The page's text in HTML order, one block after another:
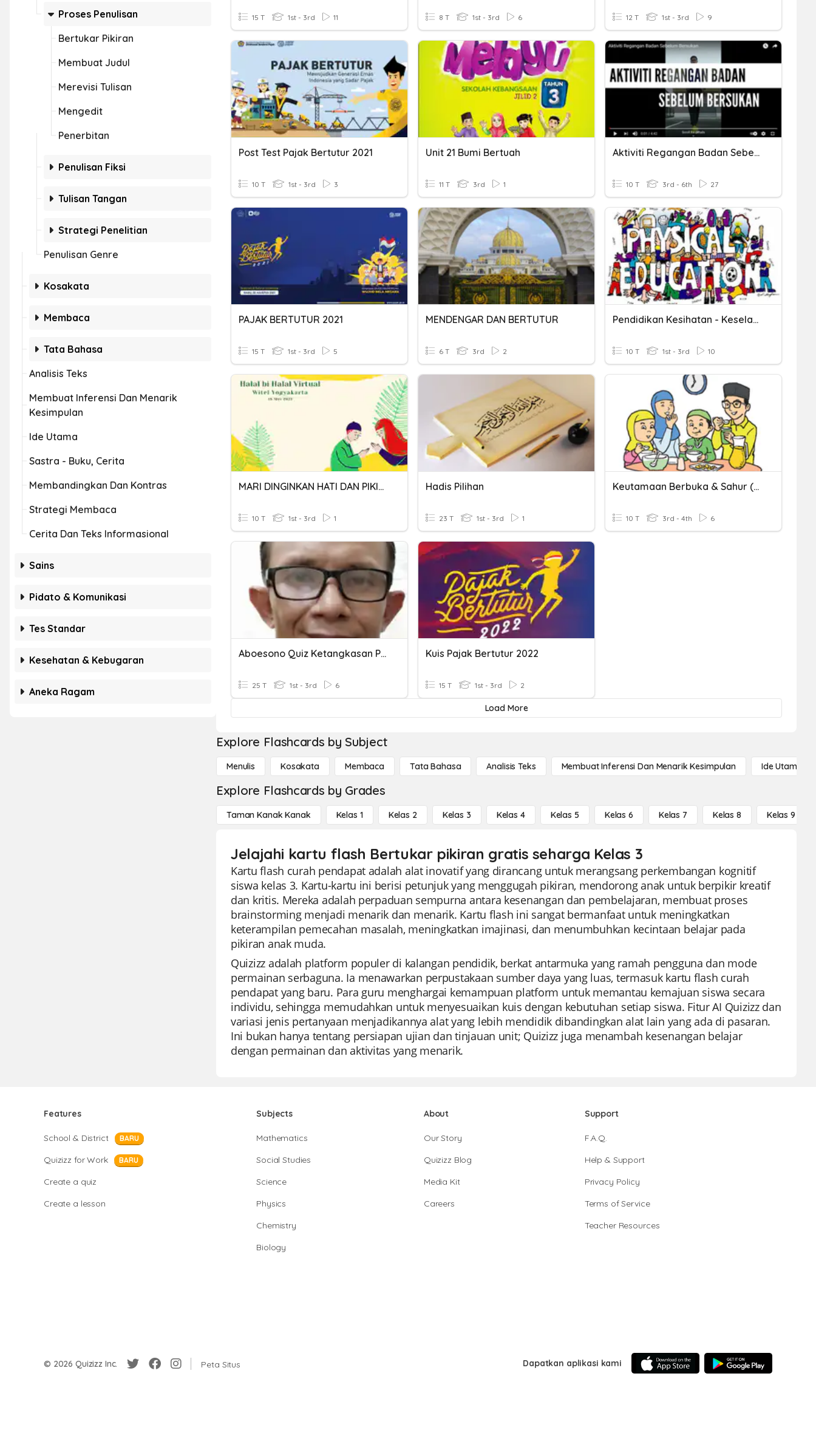
Proses Penulisan
Bertukar Pikiran
Membuat Judul
Merevisi Tulisan
Mengedit
Penerbitan
Penulisan Fiksi
Tulisan Tangan
Strategi Penelitian
Penulisan Genre
Kosakata
Membaca
Tata Bahasa
Analisis Teks
Membuat Inferensi Dan Menarik
Kesimpulan
Ide Utama
Sastra - Buku, Cerita
Membandingkan Dan Kontras
Strategi Membaca
Cerita Dan Teks Informasional
Sains
Pidato & Komunikasi
Tes Standar
Kesehatan & Kebugaran
Aneka Ragam
15 T 1st - 3rd 11 8 T 1st - 3rd 6 12 T 1st - 3rd 9
Post Test Pajak Bertutur 2021
10 T 1st - 3rd 3
Unit 21 Bumi Bertuah
11 T 3rd 1
Aktiviti Regangan Badan Sebelum Bersukan
10 T 3rd - 6th 27
PAJAK BERTUTUR 2021
15 T 1st - 3rd 5
MENDENGAR DAN BERTUTUR
6 T 3rd 2
Pendidikan Kesihatan - Keselamatan Ketika Bersukan
10 T 1st - 3rd 10
MARI DINGINKAN HATI DAN PIKIRAN BERSAMA
10 T 1st - 3rd 1
Hadis Pilihan
23 T 1st - 3rd 1
Keutamaan Berbuka & Sahur (Level III)
10 T 3rd - 4th 6
Aboesono Quiz Ketangkasan Pikiran
25 T 1st - 3rd 6
Kuis Pajak Bertutur 2022
15 T 1st - 3rd 2
Load More
Explore Flashcards by Subject
Menulis Kosakata Membaca Tata Bahasa Analisis Teks Membuat Inferensi Dan Menarik Kesimpulan Ide Utama
Explore Flashcards by Grades
Taman Kanak Kanak Kelas 1 Kelas 2 Kelas 3 Kelas 4 Kelas 5 Kelas 6 Kelas 7 Kelas 8 Kelas 9
Jelajahi kartu flash Bertukar pikiran gratis seharga Kelas 3
Kartu flash curah pendapat adalah alat inovatif yang dirancang untuk merangsang perkembangan kognitif
siswa kelas 3. Kartu-kartu ini berisi petunjuk yang menggugah pikiran, mendorong anak untuk berpikir kreatif
dan kritis. Mereka adalah perpaduan sempurna antara kesenangan dan pembelajaran, membuat proses
brainstorming menjadi menarik dan menarik. Kartu flash ini sangat bermanfaat untuk meningkatkan
keterampilan pemecahan masalah, meningkatkan imajinasi, dan menumbuhkan kecintaan belajar pada
pikiran anak muda.
Quizizz adalah platform populer di kalangan pendidik, berkat antarmuka yang ramah pengguna dan mode
permainan serbaguna. Ia menawarkan perpustakaan sumber daya yang luas, termasuk kartu flash curah
pendapat yang baru. Para guru menghargai kemampuan platform untuk memantau kemajuan siswa secara
individu, sehingga memudahkan untuk menyesuaikan kuis dengan kebutuhan setiap siswa. Fitur AI Quizizz dan
variasi jenis pertanyaan menjadikannya alat yang lebih mendidik dibandingkan alat lain yang ada di pasaran.
Ini bukan hanya tentang persiapan ujian dan tinjauan unit; Quizizz juga menambah kesenangan belajar
dengan permainan dan aktivitas yang menarik.
Features
School & District BARU
Quizizz for Work BARU
Create a quiz
Create a lesson
Subjects
Mathematics
Social Studies
Science
Physics
Chemistry
Biology
About
Our Story
Quizizz Blog
Media Kit
Careers
Support
F.A.Q.
Help & Support
Privacy Policy
Terms of Service
Teacher Resources
© 2026 Quizizz Inc. Peta Situs Dapatkan aplikasi kami